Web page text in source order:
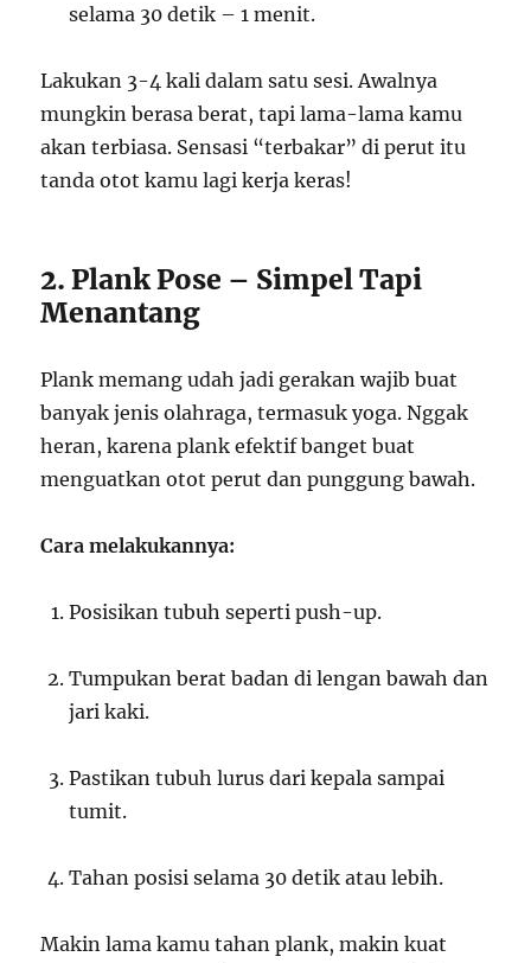
selama 30 detik – 1 menit.
Lakukan 3-4 kali dalam satu sesi. Awalnya
mungkin berasa berat, tapi lama-lama kamu
akan terbiasa. Sensasi “terbakar” di perut itu
tanda otot kamu lagi kerja keras!
2. Plank Pose – Simpel Tapi
Menantang
Plank memang udah jadi gerakan wajib buat
banyak jenis olahraga, termasuk yoga. Nggak
heran, karena plank efektif banget buat
menguatkan otot perut dan punggung bawah.
Cara melakukannya:
Posisikan tubuh seperti push-up.
Tumpukan berat badan di lengan bawah dan
jari kaki.
Pastikan tubuh lurus dari kepala sampai
tumit.
Tahan posisi selama 30 detik atau lebih.
Makin lama kamu tahan plank, makin kuat